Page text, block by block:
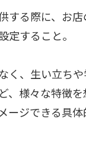
する際に、お
定すること。
く、生い立ち
、様々な特徴
ージできる具体